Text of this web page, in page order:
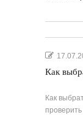
Как
Как